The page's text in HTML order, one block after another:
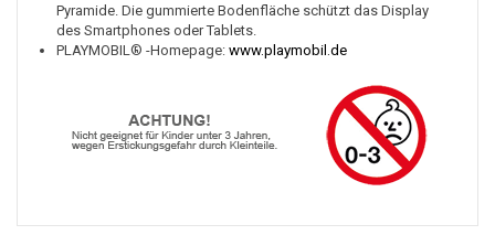
Pyramide. Die gummierte Bodenfläche schützt das Display
des Smartphones oder Tablets.
PLAYMOBIL® -Homepage: www.playmobil.de